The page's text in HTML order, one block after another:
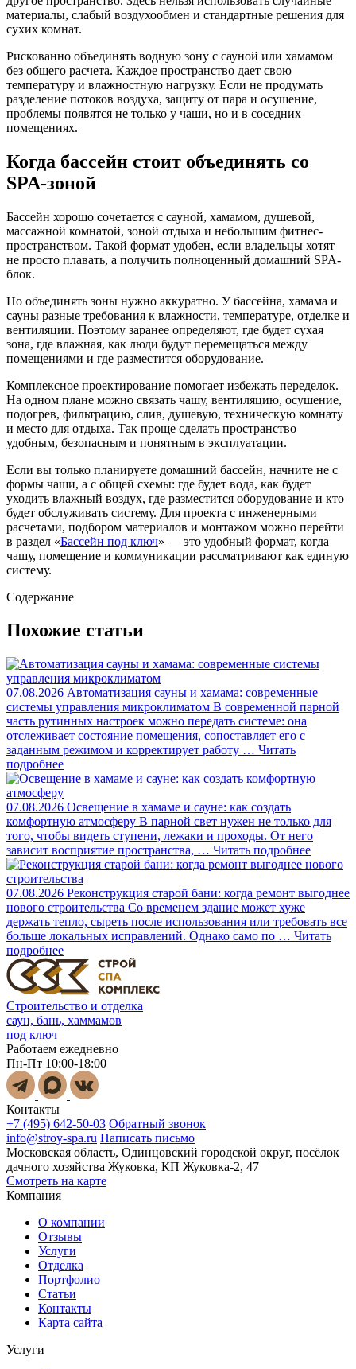
материалы, слабый воздухообмен и стандартные решения для
сухих комнат.
Рискованно объединять водную зону с сауной или хамамом
без общего расчета. Каждое пространство дает свою
температуру и влажностную нагрузку. Если не продумать
разделение потоков воздуха, защиту от пара и осушение,
проблемы появятся не только у чаши, но и в соседних
помещениях.
Когда бассейн стоит объединять со
SPA-зоной
Бассейн хорошо сочетается с сауной, хамамом, душевой,
массажной комнатой, зоной отдыха и небольшим фитнес-
пространством. Такой формат удобен, если владельцы хотят
не просто плавать, а получить полноценный домашний SPA-
блок.
Но объединять зоны нужно аккуратно. У бассейна, хамама и
сауны разные требования к влажности, температуре, отделке и
вентиляции. Поэтому заранее определяют, где будет сухая
зона, где влажная, как люди будут перемещаться между
помещениями и где разместится оборудование.
Комплексное проектирование помогает избежать переделок.
На одном плане можно связать чашу, вентиляцию, осушение,
подогрев, фильтрацию, слив, душевую, техническую комнату
и место для отдыха. Так проще сделать пространство
удобным, безопасным и понятным в эксплуатации.
Если вы только планируете домашний бассейн, начните не с
формы чаши, а с общей схемы: где будет вода, как будет
уходить влажный воздух, где разместится оборудование и кто
будет обслуживать систему. Для проекта с инженерными
расчетами, подбором материалов и монтажом можно перейти
в раздел «Бассейн под ключ» — это удобный формат, когда
чашу, помещение и коммуникации рассматривают как единую
систему.
Содержание
Похожие статьи
07.08.2026 Автоматизация сауны и хамама: современные
системы управления микроклиматом В современной парной
часть рутинных настроек можно передать системе: она
отслеживает состояние помещения, сопоставляет его с
заданным режимом и корректирует работу … Читать
подробнее
07.08.2026 Освещение в хамаме и сауне: как создать
комфортную атмосферу В парной свет нужен не только для
того, чтобы видеть ступени, лежаки и проходы. От него
зависит восприятие пространства, … Читать подробнее
07.08.2026 Реконструкция старой бани: когда ремонт выгоднее
нового строительства Со временем здание может хуже
держать тепло, сыреть после использования или требовать все
больше локальных исправлений. Однако само по … Читать
подробнее
Строительство и отделка
саун, бань, хаммамов
под ключ
Работаем ежедневно
Пн-Пт 10:00-18:00
Контакты
+7 (495) 642-50-03 Обратный звонок
info@stroy-spa.ru Написать письмо
Московская область, Одинцовский городской округ, посёлок
дачного хозяйства Жуковка, КП Жуковка-2, 47
Смотреть на карте
Компания
О компании
Отзывы
Услуги
Отделка
Портфолио
Статьи
Контакты
Карта сайта
Услуги